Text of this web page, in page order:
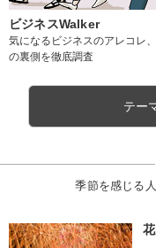
ビジネスWalker
気になるビジネスのアレコレ
の裏側を徹底調査
テー
季節を感じる